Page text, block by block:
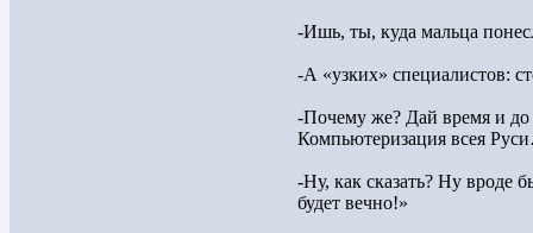
-Ишь, ты, куда мальца
-А «узких» специалистов:
-Почему же? Дай время и до
Компьютеризация всея
-Ну, как сказать? Ну вроде
будет вечно!»